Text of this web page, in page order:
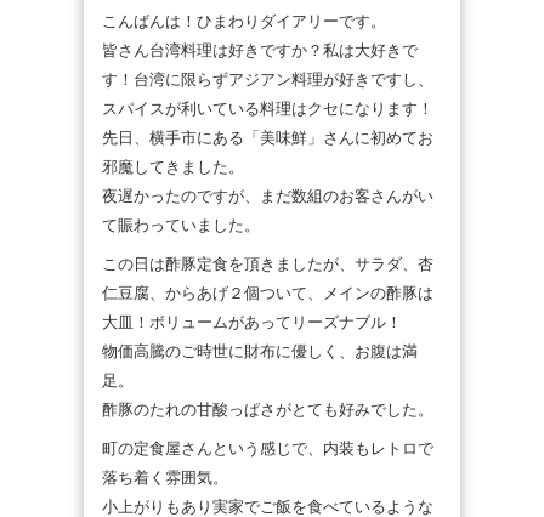
こんばんは！ひまわりダイアリーです。
皆さん台湾料理は好きですか？私は大好きで
す！台湾に限らずアジアン料理が好きですし、
スパイスが利いている料理はクセになります！
先日、横手市にある「美味鮮」さんに初めてお
邪魔してきました。
夜遅かったのですが、まだ数組のお客さんがい
て賑わっていました。
この日は酢豚定食を頂きましたが、サラダ、杏
仁豆腐、からあげ２個ついて、メインの酢豚は
大皿！ボリュームがあってリーズナブル！
物価高騰のご時世に財布に優しく、お腹は満
足。
酢豚のたれの甘酸っぱさがとても好みでした。
町の定食屋さんという感じで、内装もレトロで
落ち着く雰囲気。
小上がりもあり実家でご飯を食べているような